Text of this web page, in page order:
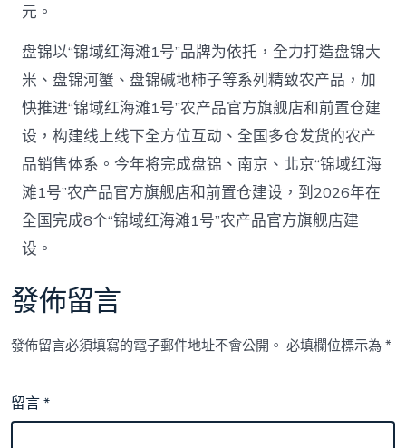
元。
盘锦以“锦域红海滩1号”品牌为依托，全力打造盘锦大
米、盘锦河蟹、盘锦碱地柿子等系列精致农产品，加
快推进“锦域红海滩1号”农产品官方旗舰店和前置仓建
设，构建线上线下全方位互动、全国多仓发货的农产
品销售体系。今年将完成盘锦、南京、北京“锦域红海
滩1号”农产品官方旗舰店和前置仓建设，到2026年在
全国完成8个“锦域红海滩1号”农产品官方旗舰店建
设。
發佈留言
發佈留言必須填寫的電子郵件地址不會公開。 必填欄位標示為*
留言*